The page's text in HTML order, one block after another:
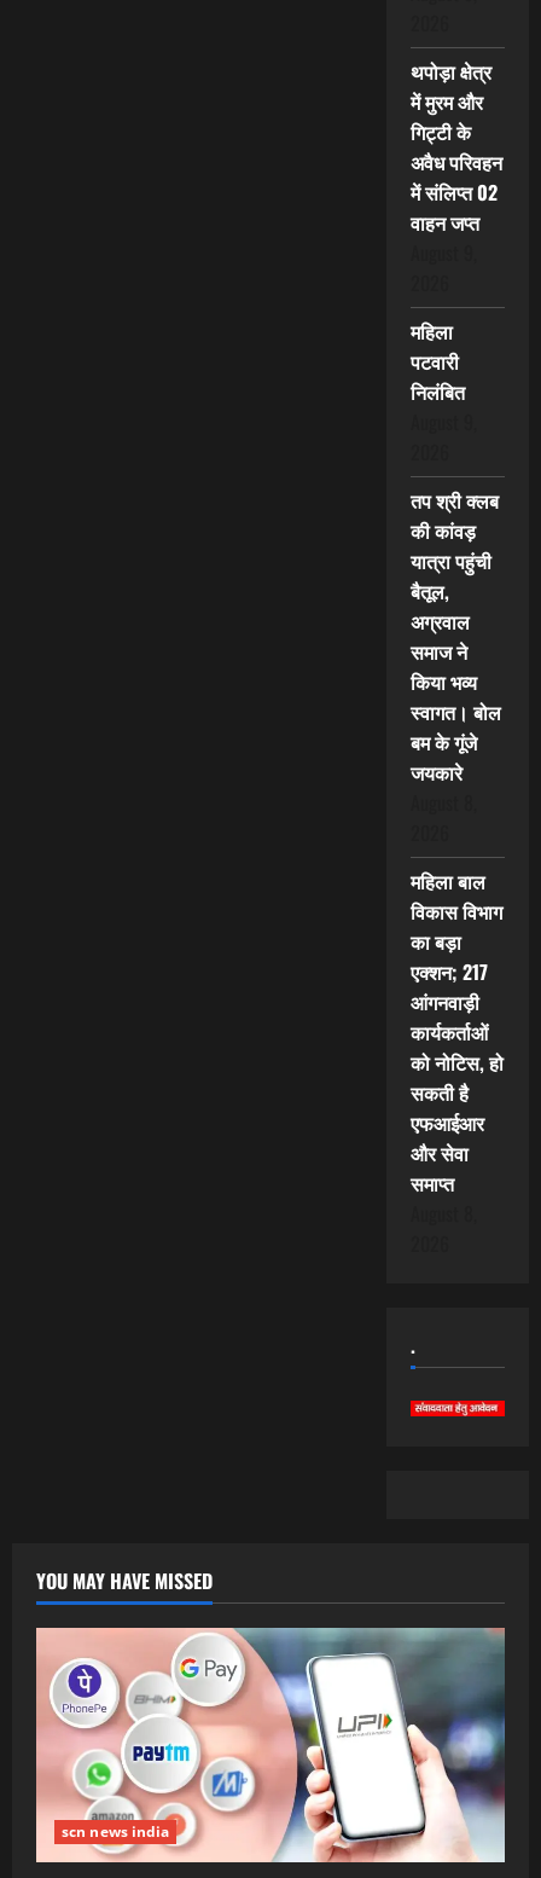
थपोड़ा क्षेत्र
में मुरम और
गिट्टी के
अवैध परिवहन
में संलिप्त 02
वाहन जप्त
महिला
पटवारी
निलंबित
तप श्री क्लब
की कांवड़
यात्रा पहुंची
बैतूल,
अग्रवाल
समाज ने
किया भव्य
स्वागत। बोल
बम के गूंजे
जयकारे
महिला बाल
विकास विभाग
का बड़ा
एक्शन; 217
आंगनवाड़ी
कार्यकर्ताओं
को नोटिस, हो
सकती है
एफआईआर
और सेवा
समाप्त
.
YOU MAY HAVE MISSED
scn news india